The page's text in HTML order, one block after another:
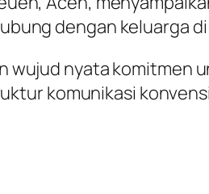
dengan keluarga
wujud nyata komitmen
komunikasi